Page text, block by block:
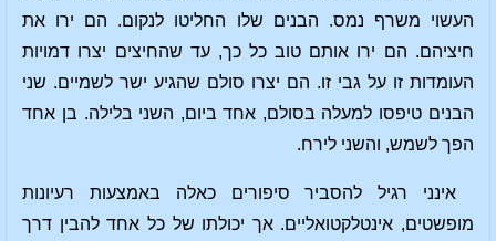
העשוי משרף נמס. הבנים שלו החליטו לנקום. הם ירו את
חיציהם. הם ירו אותם טוב כל כך, עד שהחיצים יצרו דמויות
העומדות זו על גבי זו. הם יצרו סולם שהגיע ישר לשמיים. שני
הבנים טיפסו למעלה בסולם, אחד ביום, השני בלילה. בן אחד
הפך לשמש, והשני לירח.
אינני רגיל להסביר סיפורים כאלה באמצעות רעיונות
מופשטים, אינטלקטואליים. אך יכולתו של כל אחד להבין דרך